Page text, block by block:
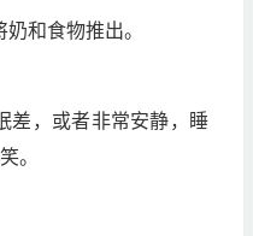
和食物推出。
差，或者非常安静，睡
。